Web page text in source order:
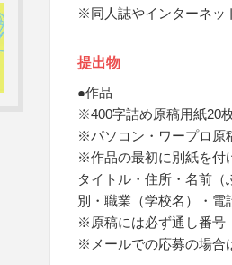
※同人誌やインターネッ
提出物
●作品
※400字詰め原稿用紙20
※パソコン・ワープロ原
※作品の最初に別紙を付
タイトル・住所・名前
別・職業（学校名）・電
※原稿には必ず通し番号
※メールでの応募の場合